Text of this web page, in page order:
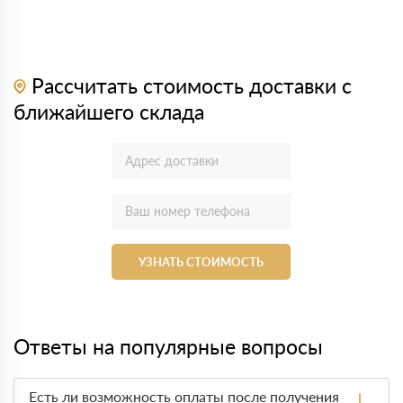
Рассчитать стоимость доставки с
ближайшего склада
УЗНАТЬ СТОИМОСТЬ
Ответы на популярные вопросы
Есть ли возможность оплаты после получения